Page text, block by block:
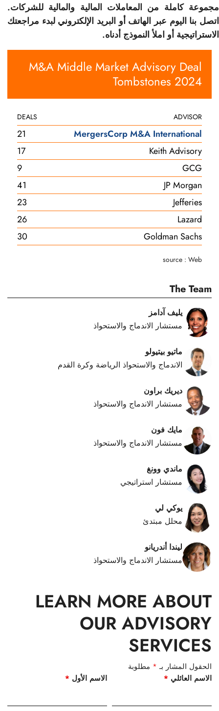
مجموعة كاملة من المعاملات المالية والمالية للشركات.
اتصل بنا اليوم عبر الهاتف أو البريد الإلكتروني لبدء مراجعتك
الاستراتيجية أو املأ النموذج أدناه.
M&A Middle Market Advisory Deal
Tombstones 2024
ADVISOR
DEALS
MergersCorp M&A International
21
Keith Advisory
17
GCG
9
JP Morgan
41
Jefferies
23
Lazard
26
Goldman Sachs
30
source : Web
The Team
يليف آدامز
مستشار الاندماج والاستحواذ
ماتيو بيتيولو
الاندماج والاستحواذ الرياضة وكرة القدم
ديريك براون
مستشار الاندماج والاستحواذ
مايك فون
مستشار الاندماج والاستحواذ
ماندي وونغ
مستشار استراتيجي
يوكي لي
محلل مبتدئ
ليندا أندريانو
مستشار الاندماج والاستحواذ
LEARN MORE ABOUT
OUR ADVISORY
SERVICES
الحقول المشار بـ * مطلوبة
الاسم الأول * الاسم العائلي *